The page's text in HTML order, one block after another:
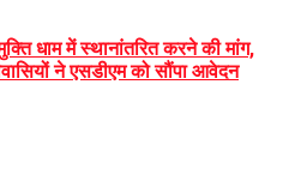
धाम में स्थानांतरित करने की मांग,
ने एसडीएम को सौंपा आवेदन